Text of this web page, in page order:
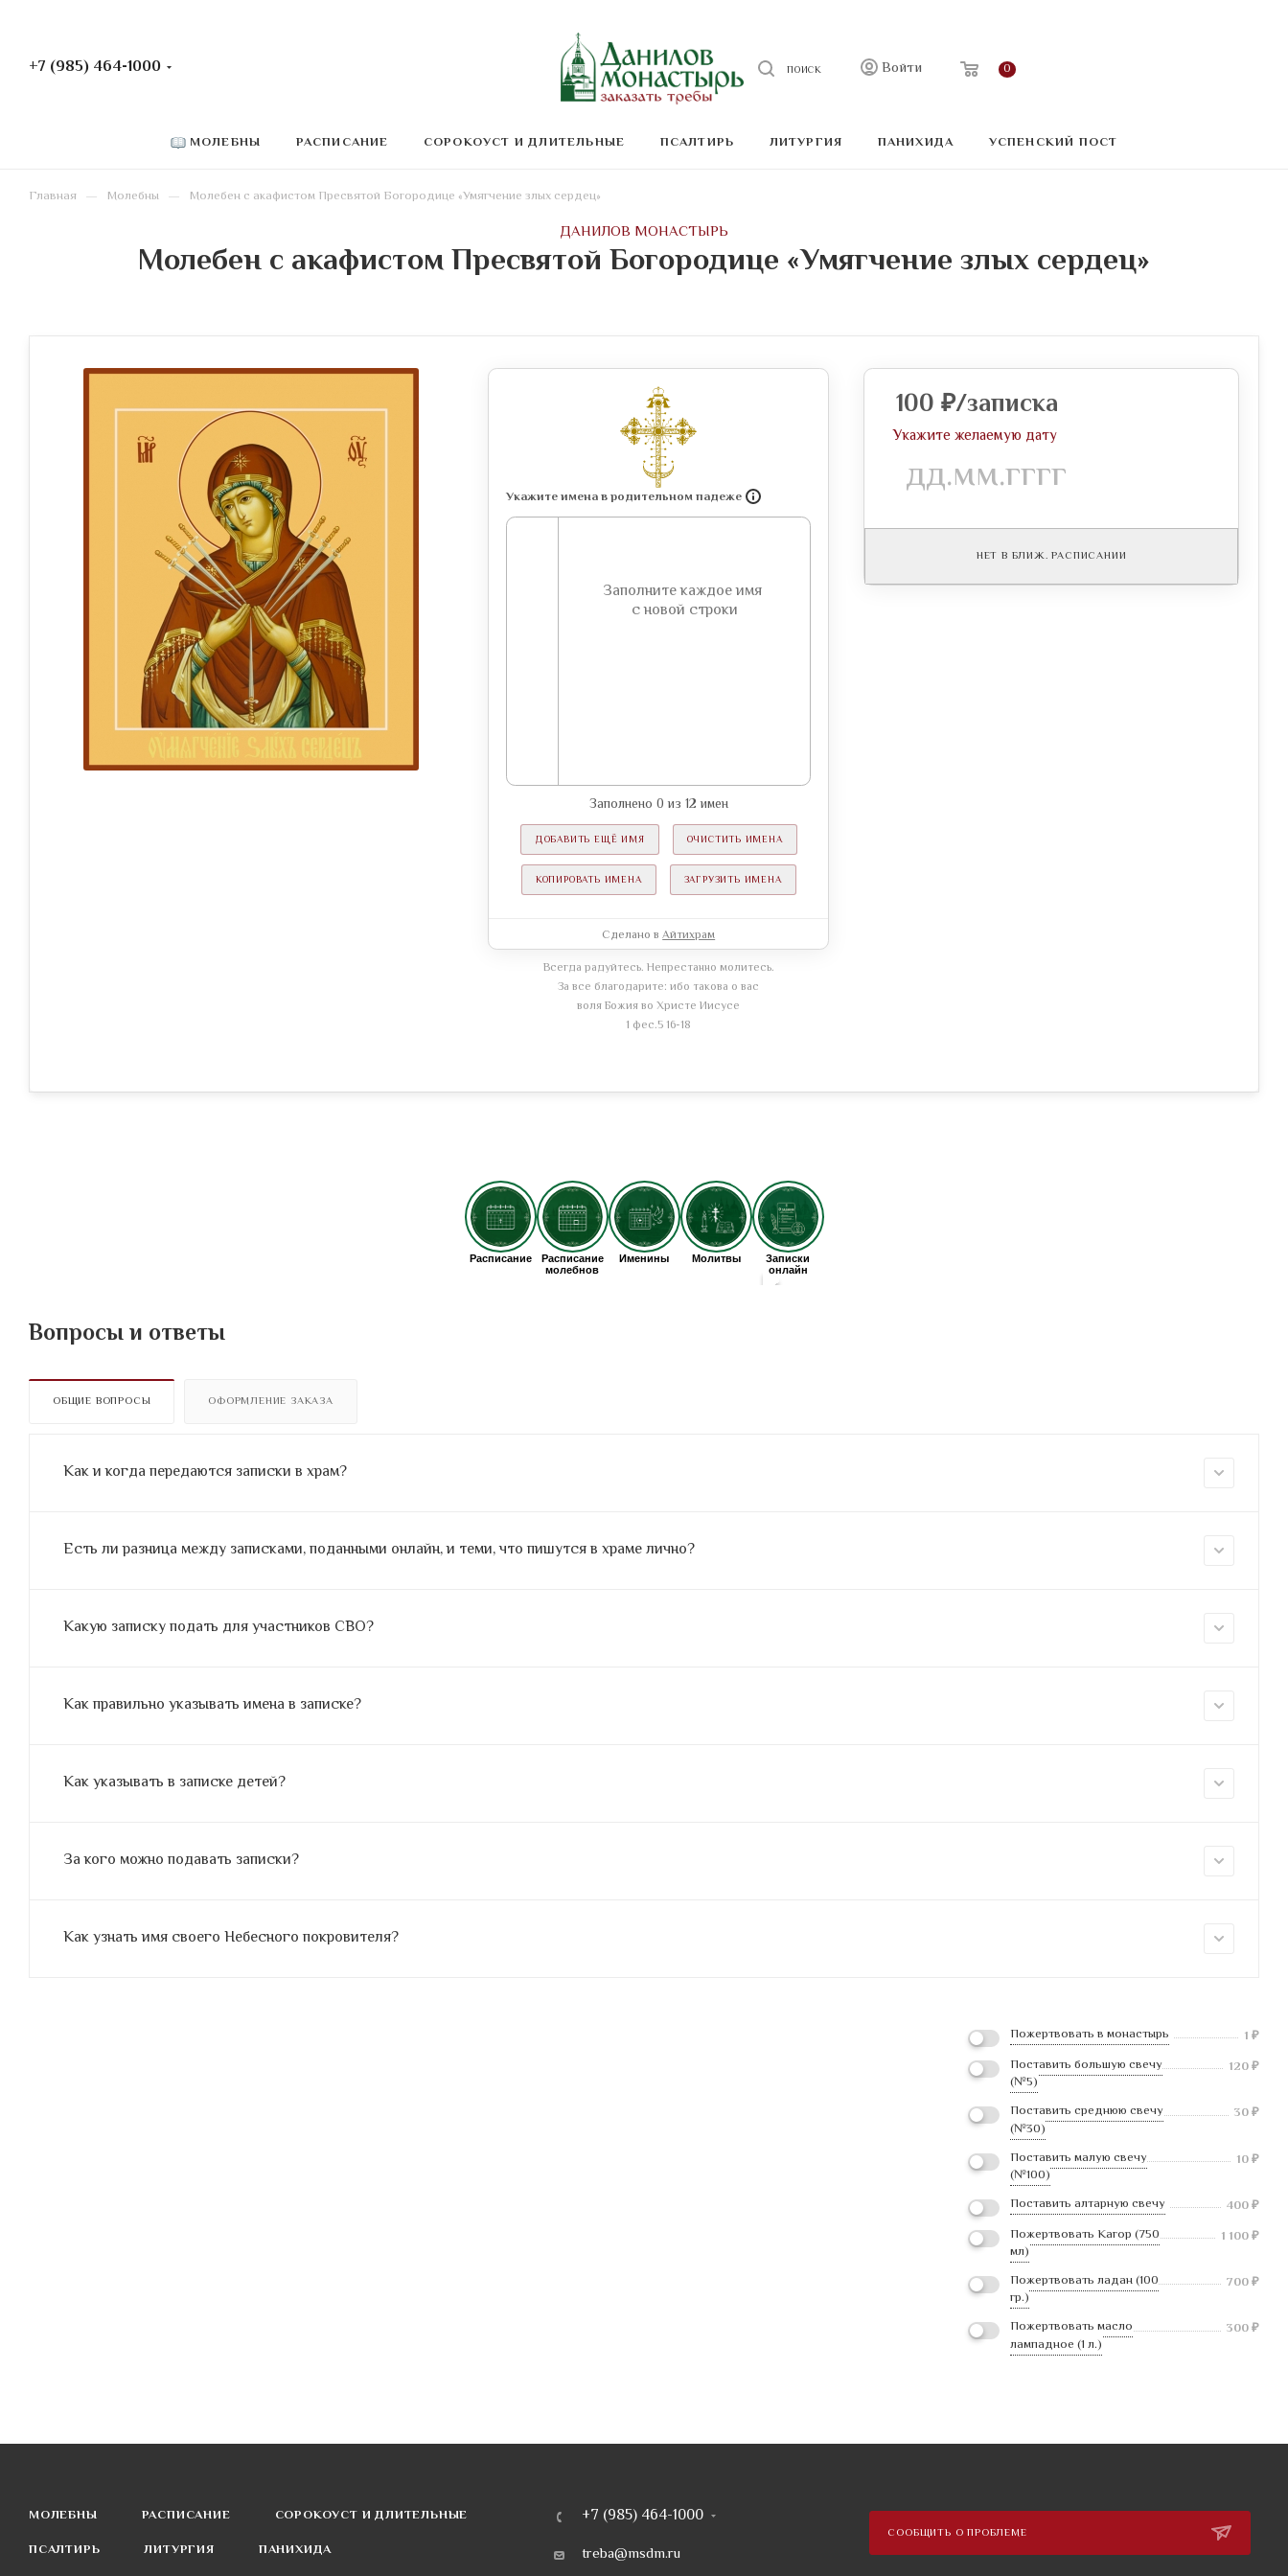
+7 (985) 464-1000 ПОИСК Войти 0
МОЛЕБНЫ РАСПИСАНИЕ СОРОКОУСТ И ДЛИТЕЛЬНЫЕ ПСАЛТИРЬ ЛИТУРГИЯ ПАНИХИДА УСПЕНСКИЙ ПОСТ
Главная — Молебны — Молебен с акафистом Пресвятой Богородице «Умягчение злых сердец»
ДАНИЛОВ МОНАСТЫРЬ
Молебен с акафистом Пресвятой Богородице «Умягчение злых сердец»
Укажите имена в родительном падеже
Заполнено 0 из 12 имен
ДОБАВИТЬ ЕЩЁ ИМЯ ОЧИСТИТЬ ИМЕНА
КОПИРОВАТЬ ИМЕНА ЗАГРУЗИТЬ ИМЕНА
Сделано вАйтихрам
Всегда радуйтесь. Непрестанно молитесь.
За все благодарите: ибо такова о вас
воля Божия во Христе Иисусе
1 фес.5 16-18
100 ₽/записка
Укажите желаемую дату
НЕТ В БЛИЖ. РАСПИСАНИИ
Вопросы и ответы
ОБЩИЕ ВОПРОСЫ ОФОРМЛЕНИЕ ЗАКАЗА
Как и когда передаются записки в храм?
Есть ли разница между записками, поданными онлайн, и теми, что пишутся в храме лично?
Какую записку подать для участников СВО?
Как правильно указывать имена в записке?
Как указывать в записке детей?
За кого можно подавать записки?
Как узнать имя своего Небесного покровителя?
Пожертвовать в монастырь 1 ₽
Поставить большую свечу
(№5)
120₽
Поставить среднюю свечу
(№30)
30₽
Поставить малую свечу
(№100)
10₽
Поставить алтарную свечу 400₽
Пожертвовать Кагор (750
мл)
1 100₽
Пожертвовать ладан (100
гр.)
700₽
Пожертвовать масло
лампадное (1 л.)
300₽
МОЛЕБНЫ РАСПИСАНИЕ
СОРОКОУСТ И ДЛИТЕЛЬНЫЕ
ПСАЛТИРЬ
ЛИТУРГИЯ
ПАНИХИДА
+7 (985) 464-1000
treba@msdm.ru
СООБЩИТЬ О ПРОБЛЕМЕ